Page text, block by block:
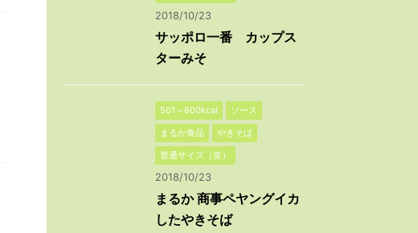
2018/10/23
サッポロ一番 カップス
ターみそ
501～600kcal
ソース
まるか食品
やきそば
普通サイズ（並）
2018/10/23
まるか 商事ペヤングイカ
したやきそば